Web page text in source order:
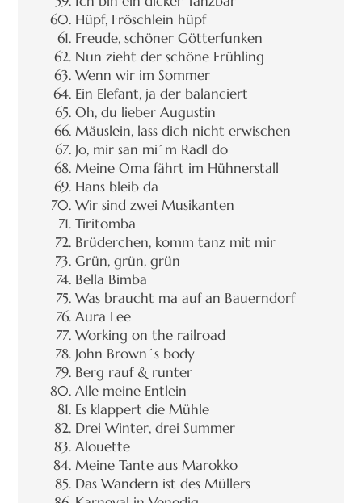
Hüpf, Fröschlein hüpf
Freude, schöner Götterfunken
Nun zieht der schöne Frühling
Wenn wir im Sommer
Ein Elefant, ja der balanciert
Oh, du lieber Augustin
Mäuslein, lass dich nicht erwischen
Jo, mir san mi´m Radl do
Meine Oma fährt im Hühnerstall
Hans bleib da
Wir sind zwei Musikanten
Tiritomba
Brüderchen, komm tanz mit mir
Grün, grün, grün
Bella Bimba
Was braucht ma auf an Bauerndorf
Aura Lee
Working on the railroad
John Brown´s body
Berg rauf & runter
Alle meine Entlein
Es klappert die Mühle
Drei Winter, drei Summer
Alouette
Meine Tante aus Marokko
Das Wandern ist des Müllers